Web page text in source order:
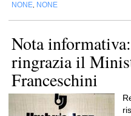
NONE NONE
Nota
ringrazia il
Franceschini